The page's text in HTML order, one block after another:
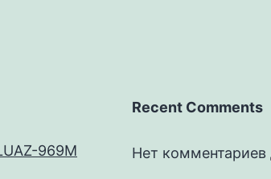
969M
Recent Comments
Нет комментариев